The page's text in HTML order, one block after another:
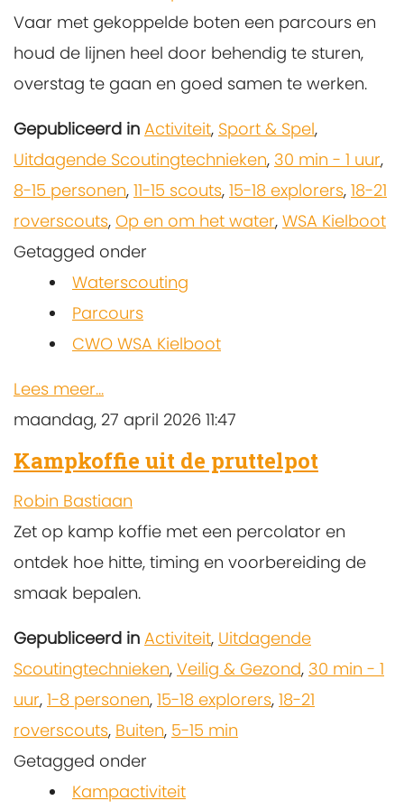
Vaar met gekoppelde boten een parcours en
houd de lijnen heel door behendig te sturen,
overstag te gaan en goed samen te werken.
Gepubliceerd in Activiteit, Sport & Spel,
Uitdagende Scoutingtechnieken, 30 min - 1 uur,
8-15 personen, 11-15 scouts, 15-18 explorers, 18-21
roverscouts, Op en om het water, WSA Kielboot
Getagged onder
Waterscouting
Parcours
CWO WSA Kielboot
Lees meer...
maandag, 27 april 2026 11:47
Kampkoffie uit de pruttelpot
Robin Bastiaan
Zet op kamp koffie met een percolator en
ontdek hoe hitte, timing en voorbereiding de
smaak bepalen.
Gepubliceerd in Activiteit, Uitdagende
Scoutingtechnieken, Veilig & Gezond, 30 min - 1
uur, 1-8 personen, 15-18 explorers, 18-21
roverscouts, Buiten, 5-15 min
Getagged onder
Kampactiviteit